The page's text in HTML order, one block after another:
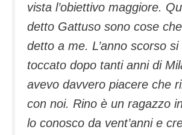
vista l’obiettivo maggiore.
detto Gattuso sono cose
detto a me. L’anno scorso
toccato dopo tanti anni di
avevo davvero piacere che
con noi. Rino è un ragazzo
lo conosco da vent’anni e